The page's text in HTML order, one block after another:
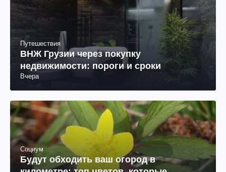
Путешествия
ВНЖ Грузии через покупку
недвижимости: пороги и сроки
Вчера
Социум
Будут обходить ваш огород в